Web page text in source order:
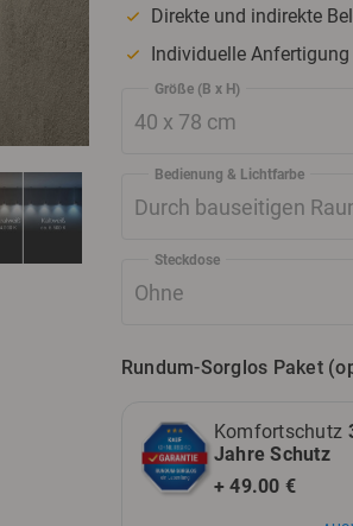
Direkte und indirekte
Individuelle
Größe (B x H)
Bedienung & Lichtfarbe
Steckdose
Rundum-Sorglos Paket
Komfortschutz
Jahre Schutz
+ 49.00 €